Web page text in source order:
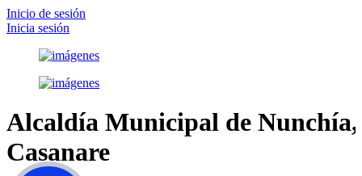
Inicio de sesión
Inicia sesión
Alcaldía Municipal de Nunchía,
Casanare